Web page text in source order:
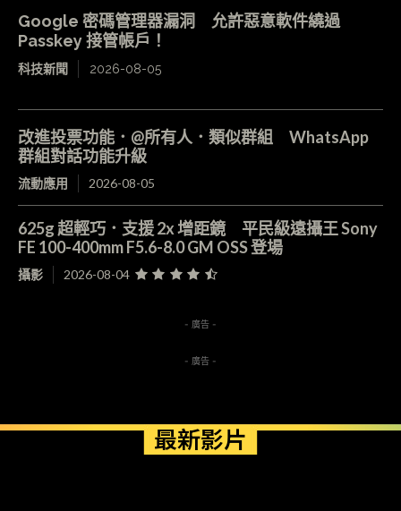
Google 密碼管理器漏洞 允許惡意軟件繞過
Passkey 接管帳戶！
科技新聞 2026-08-05
改進投票功能．@所有人．類似群組 WhatsApp
群組對話功能升級
流動應用 2026-08-05
625g 超輕巧．支援 2x 增距鏡 平民級遠攝王 Sony
FE 100-400mm F5.6-8.0 GM OSS 登場
攝影 2026-08-04
- 廣告 -
- 廣告 -
最新影片